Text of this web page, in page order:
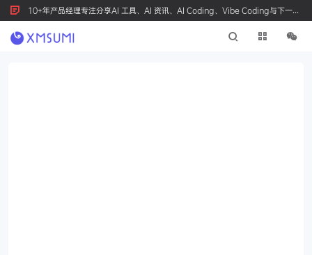
10+年产品经理专注分享AI 工具、AI 资讯、AI Coding、Vibe Coding与下一代
产品创新，按 Ctrl+D 收藏我们